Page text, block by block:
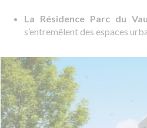
La Résidence Parc du
s’entremêlent des espaces